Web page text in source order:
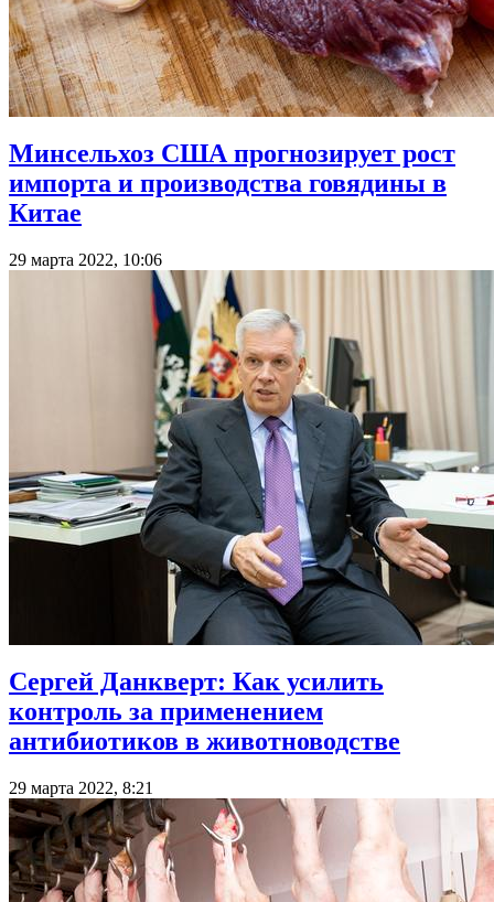
Минсельхоз США прогнозирует рост
импорта и производства говядины в
Китае
29 марта 2022, 10:06
Сергей Данкверт: Как усилить
контроль за применением
антибиотиков в животноводстве
29 марта 2022, 8:21